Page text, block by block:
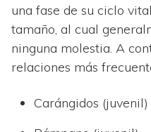
una fase de su ciclo
tamaño, al cual
ninguna molestia. A
relaciones más
Carángidos (juvenil)